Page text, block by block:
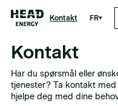
Kontakt FR
Kontakt
Har du spørsmål eller
tjenester? Ta kontakt
hjelpe deg med dine